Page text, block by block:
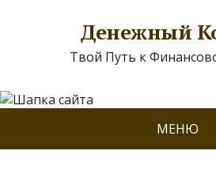
Денежный
Твой Путь к
МЕНЮ